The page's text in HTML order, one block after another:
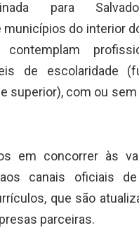
para
municípios do interior
contemplam
de escolaridade
superior), com ou
em concorrer às
canais oficiais
que são
parceiras.